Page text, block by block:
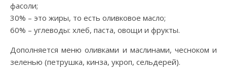
фасоли;
30% – это жиры, то есть оливковое масло;
60% – углеводы: хлеб, паста, овощи и фрукты.
Дополняется меню оливками и маслинами, чесноком и
зеленью (петрушка, кинза, укроп, сельдерей).